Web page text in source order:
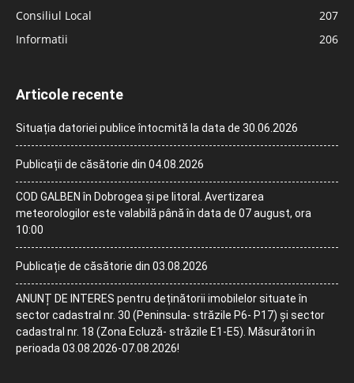
Consiliul Local
207
Informatii
206
Articole recente
Situația datoriei publice întocmită la data de 30.06.2026
Publicații de căsătorie din 04.08.2026
COD GALBEN în Dobrogea și pe litoral. Avertizarea
meteorologilor este valabilă până în data de 07 august, ora
10:00
Publicație de căsătorie din 03.08.2026
ANUNȚ DE INTERES pentru deținătorii imobilelor situate în
sector cadastral nr. 30 (Peninsula- străzile P6- P17) și sector
cadastral nr. 18 (Zona Ecluză- străzile E1-E5). Măsurători în
perioada 03.08.2026-07.08.2026!